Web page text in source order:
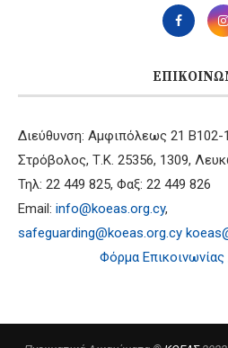
Διεύθυνση: Αμφιπόλεως 21 B102-
Στρόβολος, Τ.Κ. 25356, 1309,
Τηλ: 22 449 825, Φαξ: 22 449 826
Email: info@koeas.org.cy,
safeguarding@koeas.org.cy
Φόρμα